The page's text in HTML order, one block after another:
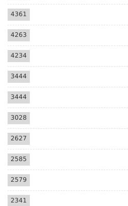
4361
4263
4234
3444
3444
3028
2627
2585
2579
2341